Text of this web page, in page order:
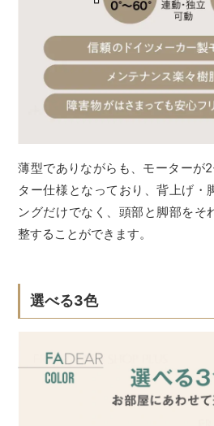
薄型でありながらも、モーターが
ター仕様となっており、背上げ・
ングだけでなく、頭部と脚部をそ
整することができます。
選べる3色